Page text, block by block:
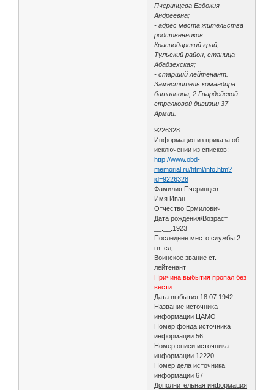
Пчеринцева Евдокия
Андреевна;
- адрес места жительства
родственников:
Краснодарский край,
Тульский район, станица
Абадзехская;
- старший лейтенант.
Заместитель командира
батальона, 2 Гвардейской
стрелковой дивизии 37
Армии.
9226328
Информация из приказа об
исключении из списков:
http://www.obd-
memorial.ru/html/info.htm?
id=9226328
Фамилия Пчеринцев
Имя Иван
Отчество Ермилович
Дата рождения/Возраст
__.__.1923
Последнее место службы 2
гв. сд
Воинское звание ст.
лейтенант
Причина выбытия пропал без
вести
Дата выбытия 18.07.1942
Название источника
информации ЦАМО
Номер фонда источника
информации 56
Номер описи источника
информации 12220
Номер дела источника
информации 67
Дополнительная информация